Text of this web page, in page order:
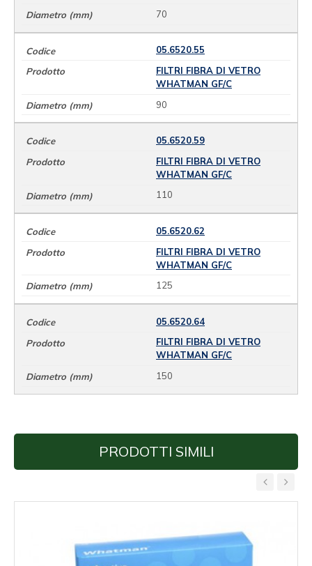
70
05.6520.55
FILTRI FIBRA DI VETRO
WHATMAN GF/C
90
05.6520.59
FILTRI FIBRA DI VETRO
WHATMAN GF/C
110
05.6520.62
FILTRI FIBRA DI VETRO
WHATMAN GF/C
125
05.6520.64
FILTRI FIBRA DI VETRO
WHATMAN GF/C
150
PRODOTTI SIMILI
‹ ›